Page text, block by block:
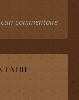
commentaire